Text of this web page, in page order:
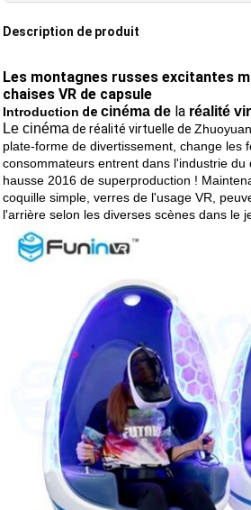
Description de produit
Les montagnes russes excitantes
chaises VR de capsule
Introduction de cinéma de la réalité
Le cinéma de réalité virtuelle de Zhuoyuan
plate-forme de divertissement, change les
consommateurs entrent dans l'industrie du
hausse 2016 de superproduction !
coquille simple, verres de l'usage VR,
l'arrière selon les diverses scènes dans le